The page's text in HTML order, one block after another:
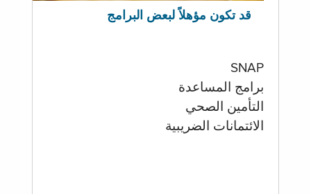
قد تكون مؤهلاً لبعض البرامج
SNAP
برامج المساعدة
التأمين الصحي
الائتمانات الضريبية